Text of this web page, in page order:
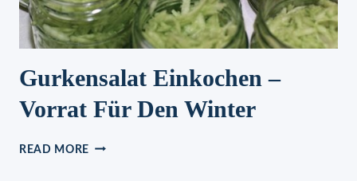
Gurkensalat Einkochen –
Vorrat Für Den Winter
READ MORE GURKENSALAT